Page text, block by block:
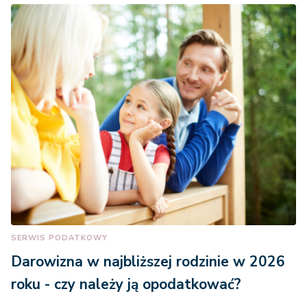
SERWIS PODATKOWY
Darowizna w najbliższej rodzinie w 2026
roku - czy należy ją opodatkować?